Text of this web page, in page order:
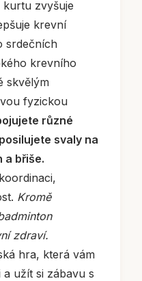
zvyšuje
krevní
srdečních
krevního
skvělým
fyzickou
různé
svaly na
a břiše.
Kromě
zdraví.
hra, která vám
užít si zábavu s